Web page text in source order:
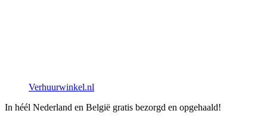
Verhuurwinkel.nl
In héél Nederland en België gratis bezorgd en opgehaald!